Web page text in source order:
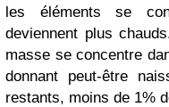
les éléments se
deviennent plus
masse se concentre
donnant peut-être
restants, moins de 1%